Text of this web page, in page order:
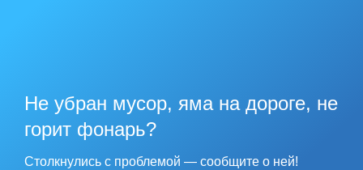
Не убран мусор, яма на дороге, не
горит фонарь?
Столкнулись с проблемой — сообщите о ней!